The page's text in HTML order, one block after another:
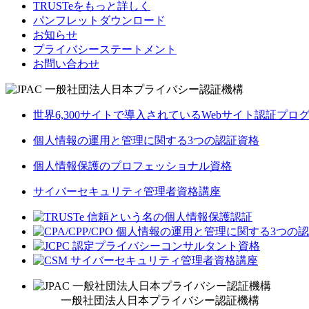
TRUSTeをもっと詳しく
パンフレットダウンロード
お知らせ
プライバシーステートメント
お問い合わせ
世界6,300サイトで導入されているWebサイト認証プロ
個人情報の運用と管理に関する3つの認証資格
個人情報保護のプロフェッショナル資格
サイバーセキュリティ管理者資格講座
一般社団法人日本プライバシー認証機構